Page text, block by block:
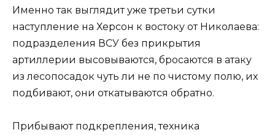
Именно так выглядит уже третьи сутки
наступление на Херсон к востоку от Николаева:
подразделения ВСУ без прикрытия
артиллерии высовываются, бросаются в атаку
из лесопосадок чуть ли не по чистому полю, их
подбивают, они откатываются обратно.
Прибывают подкрепления, техника